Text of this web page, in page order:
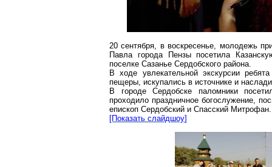
20 сентября, в воскресенье, молодежь
Павла города Пензы посетила
поселке Сазанье Сердобского района.
В ходе увлекательной экскурсии
пещеры, искупались в источнике и
В городе Сердобске паломники
проходило праздничное богослужение,
епископ Сердобский и Спасский Митрофан.
[Показать слайдшоу]